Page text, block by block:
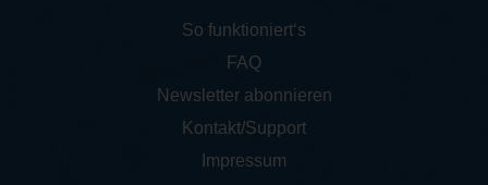
So funktioniert‘s
FAQ
Newsletter abonnieren
Kontakt/Support
Impressum